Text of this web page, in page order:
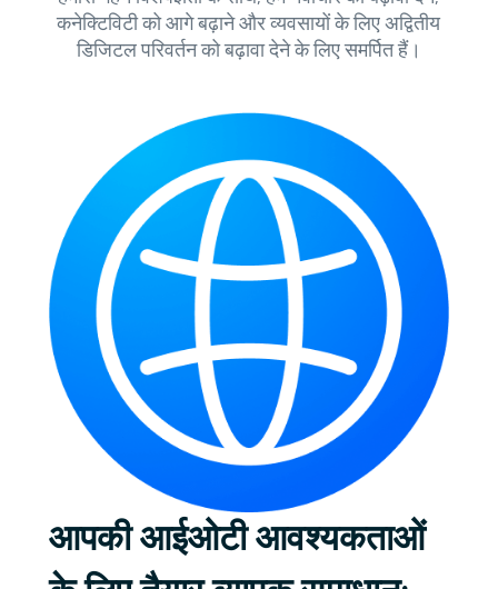
कनेक्टिविटी को आगे बढ़ाने और व्यवसायों के लिए अद्वितीय
डिजिटल परिवर्तन को बढ़ावा देने के लिए समर्पित हैं।
आपकी आईओटी आवश्यकताओं